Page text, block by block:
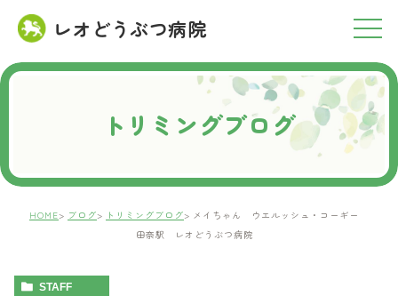
レオどうぶつ病院
RESERVATION
ご予約について
トリミングブログ
HOME ブログ トリミングブログ
メイちゃん ウエルッシュ・コーギー
田奈駅 レオどうぶつ病院
STAFF